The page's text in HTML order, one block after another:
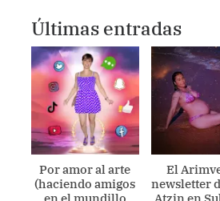
Últimas entradas
Por amor al arte
(haciendo amigos
en el mundillo
El
newsletter
Atzin en